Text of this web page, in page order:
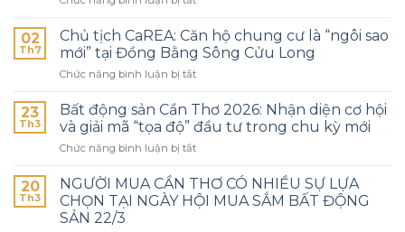
02
Th7
Chủ tịch CaREA: Căn hộ chung cư là “ngôi sao
mới” tại Đồng Bằng Sông Cửu Long
Chức năng bình luận bị tắt
23
Th3
Bất động sản Cần Thơ 2026: Nhận diện cơ hội
và giải mã “tọa độ” đầu tư trong chu kỳ mới
Chức năng bình luận bị tắt
20
Th3
NGƯỜI MUA CẦN THƠ CÓ NHIỀU SỰ LỰA
CHỌN TẠI NGÀY HỘI MUA SẮM BẤT ĐỘNG
SẢN 22/3